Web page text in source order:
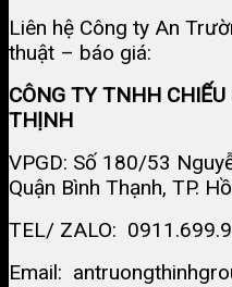
Liên hệ Công ty An
thuật – báo giá:
CÔNG TY TNHH
THỊNH
VPGD: Số 180/53
Quận Bình Thạnh, TP.
TEL/ ZALO:
Email: